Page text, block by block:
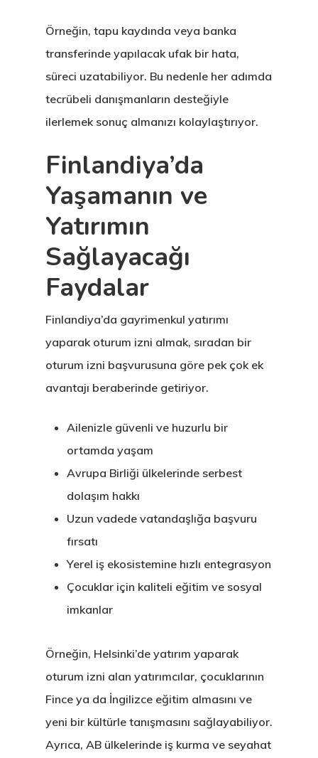
Örneğin, tapu kaydında veya banka
transferinde yapılacak ufak bir hata,
süreci uzatabiliyor. Bu nedenle her adımda
tecrübeli danışmanların desteğiyle
ilerlemek sonuç almanızı kolaylaştırıyor.
Finlandiya’da
Yaşamanın ve
Yatırımın
Sağlayacağı
Faydalar
Finlandiya’da gayrimenkul yatırımı
yaparak oturum izni almak, sıradan bir
oturum izni başvurusuna göre pek çok ek
avantajı beraberinde getiriyor.
Ailenizle güvenli ve huzurlu bir
ortamda yaşam
Avrupa Birliği ülkelerinde serbest
dolaşım hakkı
Uzun vadede vatandaşlığa başvuru
fırsatı
Yerel iş ekosistemine hızlı entegrasyon
Çocuklar için kaliteli eğitim ve sosyal
imkanlar
Örneğin, Helsinki’de yatırım yaparak
oturum izni alan yatırımcılar, çocuklarının
Fince ya da İngilizce eğitim almasını ve
yeni bir kültürle tanışmasını sağlayabiliyor.
Ayrıca, AB ülkelerinde iş kurma ve seyahat
GDPR
İletişim
İngiltere
& Start-Up
Letonya
Vize Programı
Yunanistan
Gayrimenkul
Oturma İzni –